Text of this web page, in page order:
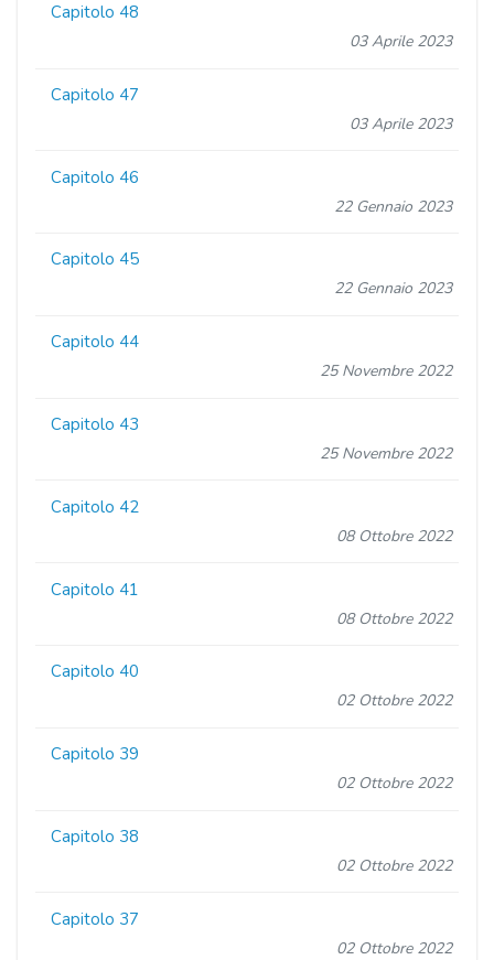
Capitolo 48
03 Aprile 2023
Capitolo 47
03 Aprile 2023
Capitolo 46
22 Gennaio 2023
Capitolo 45
22 Gennaio 2023
Capitolo 44
25 Novembre 2022
Capitolo 43
25 Novembre 2022
Capitolo 42
08 Ottobre 2022
Capitolo 41
08 Ottobre 2022
Capitolo 40
02 Ottobre 2022
Capitolo 39
02 Ottobre 2022
Capitolo 38
02 Ottobre 2022
Capitolo 37
02 Ottobre 2022